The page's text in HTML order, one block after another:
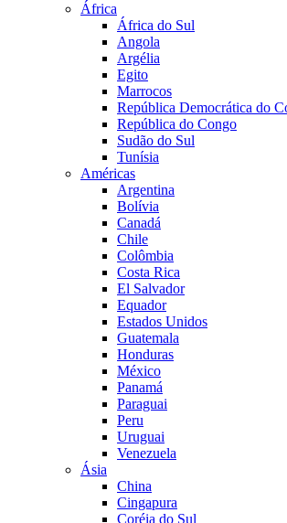
África
África do Sul
Angola
Argélia
Egito
Marrocos
República Democrática do
República do Congo
Sudão do Sul
Tunísia
Américas
Argentina
Bolívia
Canadá
Chile
Colômbia
Costa Rica
El Salvador
Equador
Estados Unidos
Guatemala
Honduras
México
Panamá
Paraguai
Peru
Uruguai
Venezuela
Ásia
China
Cingapura
Coréia do Sul